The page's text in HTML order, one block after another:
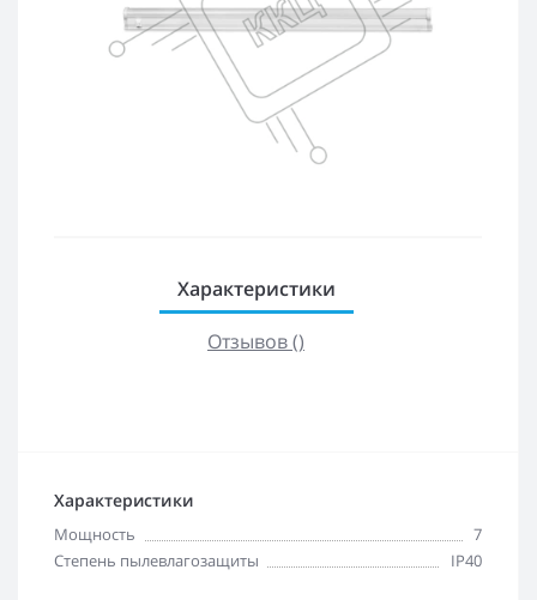
Характеристики
Отзывов ()
Характеристики
Мощность
7
Степень пылевлагозащиты
IP40